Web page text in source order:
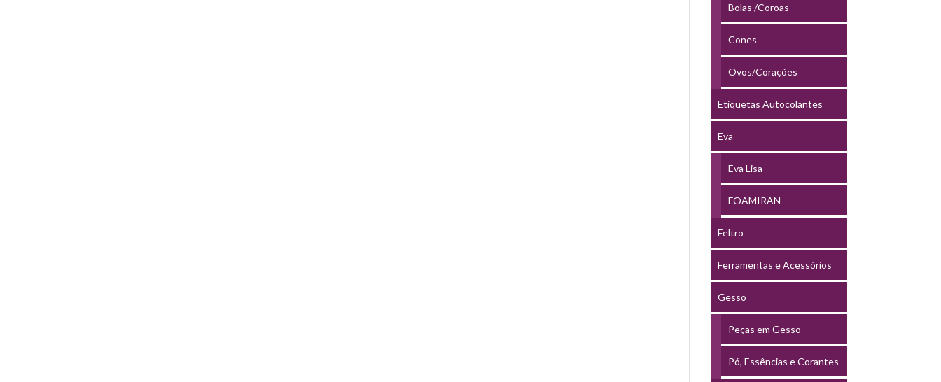
Bolas /Coroas
Cones
Ovos/Corações
Etiquetas Autocolantes
Eva
Eva Lisa
FOAMIRAN
Feltro
Ferramentas e Acessórios
Gesso
Peças em Gesso
Pó, Essências e Corantes